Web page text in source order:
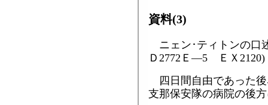
資料(3)
ニェン･ティトンの口
Ｄ2772Ｅ―5 ＥＸ2120)
四日間自由であった
支那保安隊の病院の後